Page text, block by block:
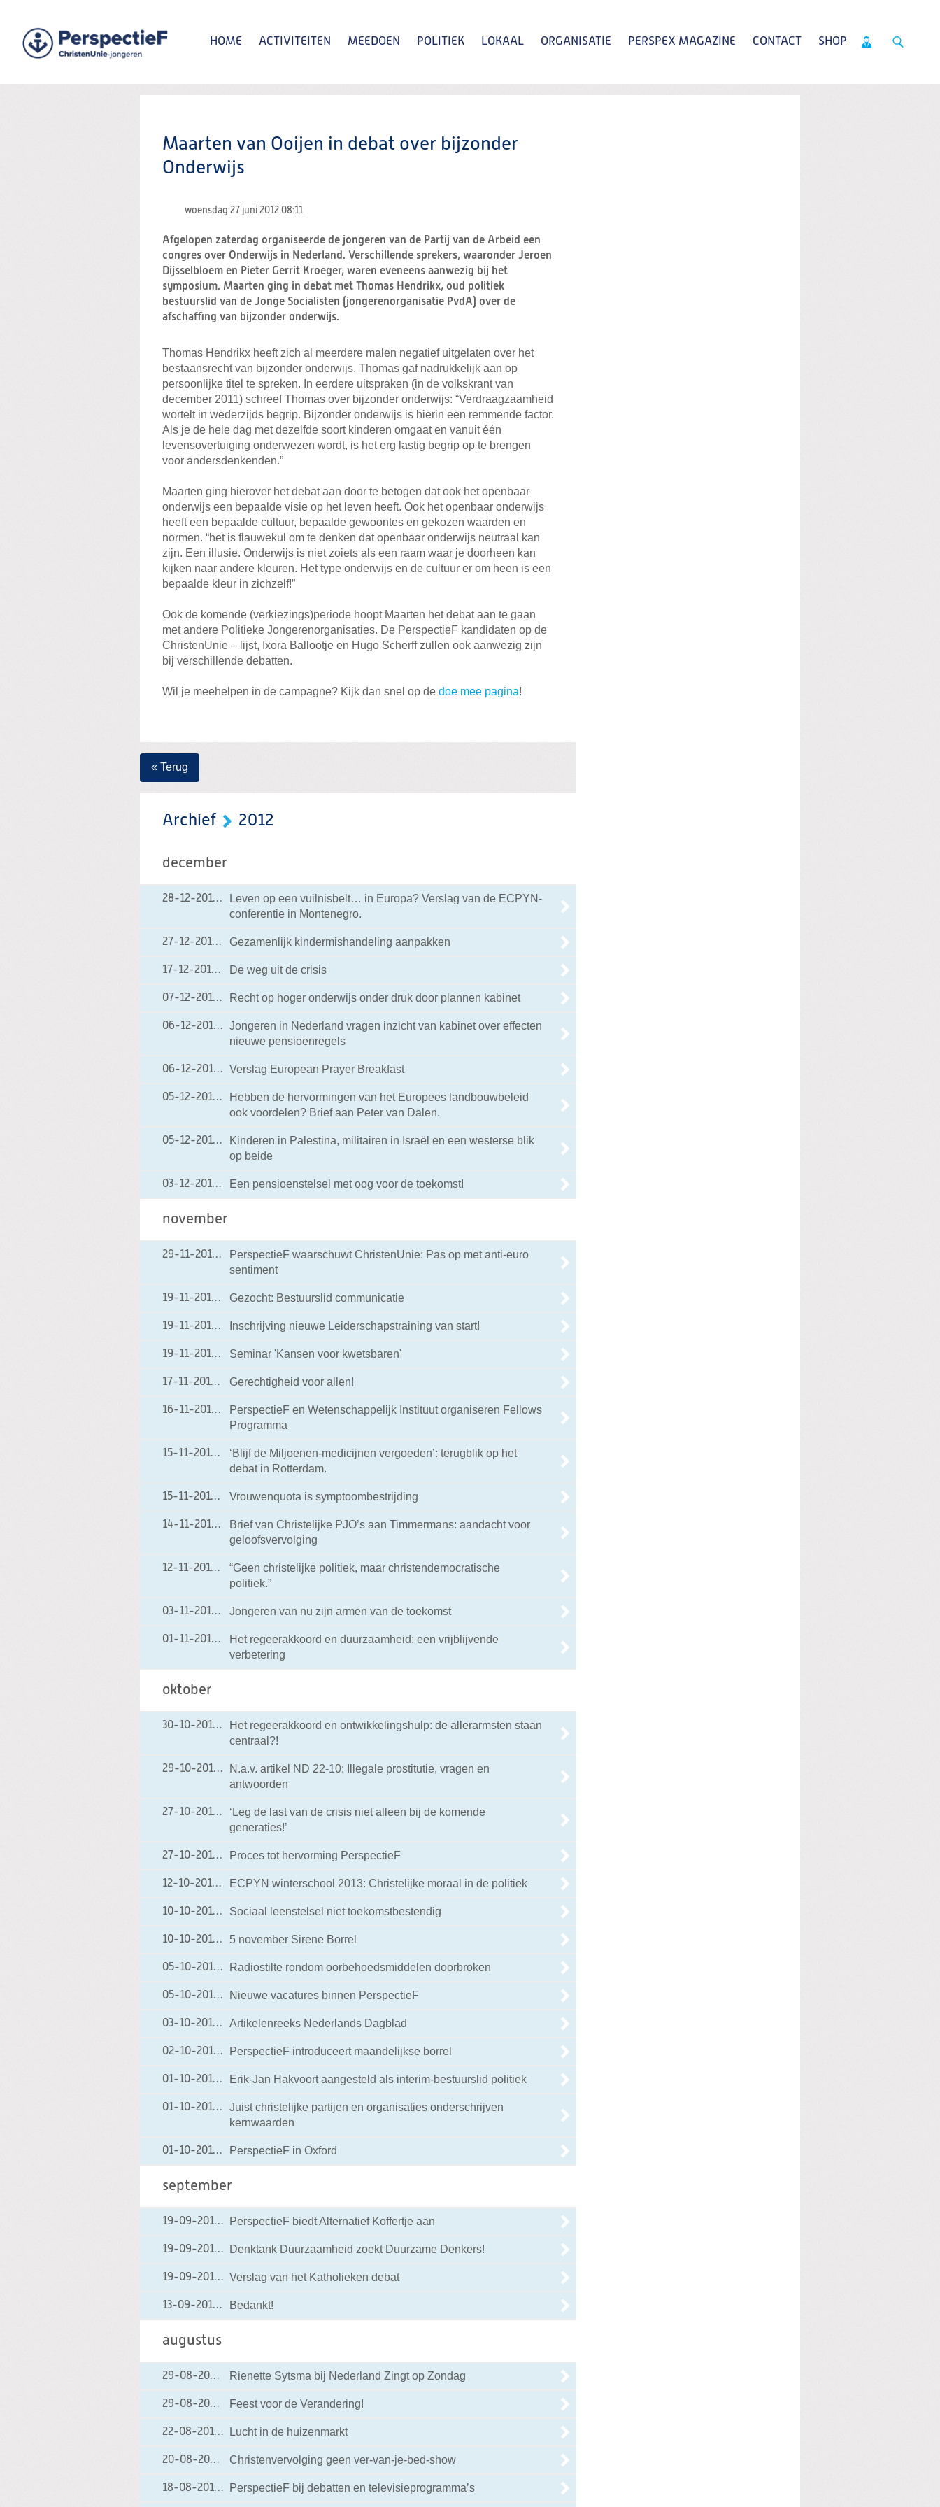
Spring
naar
HOME ACTIVITEITEN MEEDOEN POLITIEK LOKAAL ORGANISATIE PERSPEX MAGAZINE CONTACT SHOP
Maarten van Ooijen in debat over bijzonder
Onderwijs
woensdag 27 juni 2012 08:11
Afgelopen zaterdag organiseerde de jongeren van de Partij van de Arbeid een
congres over Onderwijs in Nederland. Verschillende sprekers, waaronder Jeroen
Dijsselbloem en Pieter Gerrit Kroeger, waren eveneens aanwezig bij het
symposium. Maarten ging in debat met Thomas Hendrikx, oud politiek
bestuurslid van de Jonge Socialisten (jongerenorganisatie PvdA) over de
afschaffing van bijzonder onderwijs.
Thomas Hendrikx heeft zich al meerdere malen negatief uitgelaten over het
bestaansrecht van bijzonder onderwijs. Thomas gaf nadrukkelijk aan op
persoonlijke titel te spreken. In eerdere uitspraken (in de volkskrant van
december 2011) schreef Thomas over bijzonder onderwijs: “Verdraagzaamheid
wortelt in wederzijds begrip. Bijzonder onderwijs is hierin een remmende factor.
Als je de hele dag met dezelfde soort kinderen omgaat en vanuit één
levensovertuiging onderwezen wordt, is het erg lastig begrip op te brengen
voor andersdenkenden.”
Maarten ging hierover het debat aan door te betogen dat ook het openbaar
onderwijs een bepaalde visie op het leven heeft. Ook het openbaar onderwijs
heeft een bepaalde cultuur, bepaalde gewoontes en gekozen waarden en
normen. “het is flauwekul om te denken dat openbaar onderwijs neutraal kan
zijn. Een illusie. Onderwijs is niet zoiets als een raam waar je doorheen kan
kijken naar andere kleuren. Het type onderwijs en de cultuur er om heen is een
bepaalde kleur in zichzelf!”
Ook de komende (verkiezings)periode hoopt Maarten het debat aan te gaan
met andere Politieke Jongerenorganisaties. De PerspectieF kandidaten op de
ChristenUnie – lijst, Ixora Ballootje en Hugo Scherff zullen ook aanwezig zijn
bij verschillende debatten.
Wil je meehelpen in de campagne? Kijk dan snel op de doe mee pagina!
« Terug
Archief 2012
december
28-12-201228-12-2012 20:40
Leven op een vuilnisbelt… in Europa? Verslag van de ECPYN-
conferentie in Montenegro.
27-12-201227-12-2012 18:17
Gezamenlijk kindermishandeling aanpakken
17-12-201217-12-2012 18:02
De weg uit de crisis
07-12-201207-12-2012 19:57
Recht op hoger onderwijs onder druk door plannen kabinet
06-12-201206-12-2012 19:07
Jongeren in Nederland vragen inzicht van kabinet over effecten
nieuwe pensioenregels
06-12-201206-12-2012 19:06
Verslag European Prayer Breakfast
05-12-201205-12-2012 17:11
Hebben de hervormingen van het Europees landbouwbeleid
ook voordelen? Brief aan Peter van Dalen.
05-12-201205-12-2012 17:05
Kinderen in Palestina, militairen in Israël en een westerse blik
op beide
03-12-201203-12-2012 06:50
Een pensioenstelsel met oog voor de toekomst!
november
29-11-201229-11-2012 13:58
PerspectieF waarschuwt ChristenUnie: Pas op met anti-euro
sentiment
19-11-201219-11-2012 19:42
Gezocht: Bestuurslid communicatie
19-11-201219-11-2012 19:30
Inschrijving nieuwe Leiderschapstraining van start!
19-11-201219-11-2012 18:50
Seminar 'Kansen voor kwetsbaren'
17-11-201217-11-2012 18:12
Gerechtigheid voor allen!
16-11-201216-11-2012 20:20
PerspectieF en Wetenschappelijk Instituut organiseren Fellows
Programma
15-11-201215-11-2012 19:18
‘Blijf de Miljoenen-medicijnen vergoeden’: terugblik op het
debat in Rotterdam.
15-11-201215-11-2012 19:16
Vrouwenquota is symptoombestrijding
14-11-201214-11-2012 19:00
Brief van Christelijke PJO’s aan Timmermans: aandacht voor
geloofsvervolging
12-11-201212-11-2012 18:40
“Geen christelijke politiek, maar christendemocratische
politiek.”
03-11-201203-11-2012 18:37
Jongeren van nu zijn armen van de toekomst
01-11-201201-11-2012 19:00
Het regeerakkoord en duurzaamheid: een vrijblijvende
verbetering
oktober
30-10-201230-10-2012 18:54
Het regeerakkoord en ontwikkelingshulp: de allerarmsten staan
centraal?!
29-10-201229-10-2012 18:03
N.a.v. artikel ND 22-10: Illegale prostitutie, vragen en
antwoorden
27-10-201227-10-2012 20:27
‘Leg de last van de crisis niet alleen bij de komende
generaties!’
27-10-201227-10-2012 19:37
Proces tot hervorming PerspectieF
12-10-201212-10-2012 20:31
ECPYN winterschool 2013: Christelijke moraal in de politiek
10-10-201210-10-2012 17:58
Sociaal leenstelsel niet toekomstbestendig
10-10-201210-10-2012 17:52
5 november Sirene Borrel
05-10-201205-10-2012 18:46
Radiostilte rondom oorbehoedsmiddelen doorbroken
05-10-201205-10-2012 18:41
Nieuwe vacatures binnen PerspectieF
03-10-201203-10-2012 19:20
Artikelenreeks Nederlands Dagblad
02-10-201202-10-2012 19:29
PerspectieF introduceert maandelijkse borrel
01-10-201201-10-2012 20:09
Erik-Jan Hakvoort aangesteld als interim-bestuurslid politiek
01-10-201201-10-2012 20:05
Juist christelijke partijen en organisaties onderschrijven
kernwaarden
01-10-201201-10-2012 20:02
PerspectieF in Oxford
september
19-09-201219-09-2012 18:18
PerspectieF biedt Alternatief Koffertje aan
19-09-201219-09-2012 18:16
Denktank Duurzaamheid zoekt Duurzame Denkers!
19-09-201219-09-2012 18:15
Verslag van het Katholieken debat
13-09-201213-09-2012 19:20
Bedankt!
augustus
29-08-2012 29-08-2012 19:17
Rienette Sytsma bij Nederland Zingt op Zondag
29-08-2012 29-08-2012 19:10
Feest voor de Verandering!
22-08-201222-08-2012 22:24
Lucht in de huizenmarkt
20-08-2012 20-08-2012 17:40
Christenvervolging geen ver-van-je-bed-show
18-08-201218-08-2012 11:20
PerspectieF bij debatten en televisieprogramma’s